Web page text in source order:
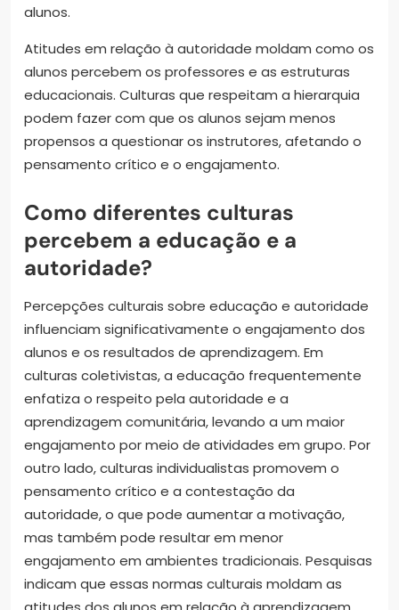
alunos.
Atitudes em relação à autoridade moldam como os
alunos percebem os professores e as estruturas
educacionais. Culturas que respeitam a hierarquia
podem fazer com que os alunos sejam menos
propensos a questionar os instrutores, afetando o
pensamento crítico e o engajamento.
Como diferentes culturas
percebem a educação e a
autoridade?
Percepções culturais sobre educação e autoridade
influenciam significativamente o engajamento dos
alunos e os resultados de aprendizagem. Em
culturas coletivistas, a educação frequentemente
enfatiza o respeito pela autoridade e a
aprendizagem comunitária, levando a um maior
engajamento por meio de atividades em grupo. Por
outro lado, culturas individualistas promovem o
pensamento crítico e a contestação da
autoridade, o que pode aumentar a motivação,
mas também pode resultar em menor
engajamento em ambientes tradicionais. Pesquisas
indicam que essas normas culturais moldam as